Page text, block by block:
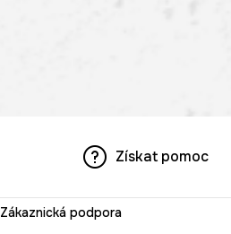
Získat pomoc
Zákaznická podpora